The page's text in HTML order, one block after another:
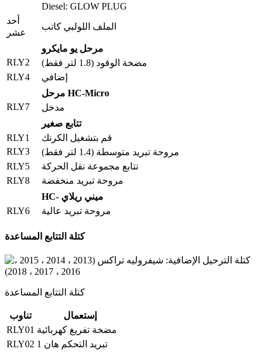
Diesel: GLOW PLUG
أحد
عشر
الملف اللولبي كاتب
مرحل يو مايكرو
RLY2
مضخة الوقود (1.8 لتر فقط)
RLY4
إضافي
مرحل HC-Micro
RLY7
مدخل
تتابع صغير
RLY1
قم بتشغيل الكرنك
RLY3
مروحة تبريد متوسطة (1.4 لتر فقط)
RLY5
تتابع مجموعة نقل الحركة
RLY8
مروحة تبريد منخفضة
HC- ميني ريلاي
RLY6
مروحة تبريد عالية
كتلة التتابع المساعدة
كتلة التتابع المساعدة
تناوب
إستعمال
RLY01 مضخة تفريغ كهربائية
RLY02
تبريد التحكم هان 1